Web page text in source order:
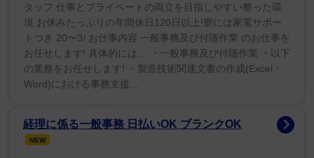
タッフ 仕事とプライベートの両立を目指しやすい整った環
境 お休みたっぷりの年間休日120日以上!寮には家電サポー
トつき 20〜3/ お仕事内容 一般事務及び付随作業 のお仕事を
お任せします! 具体的には… ・一般事務及び付随作業 ・以下
の業務をお任せします! ・製造技術関連文書の作成(Excel・
Word)における事務支援...
経理に係る一般事務 日払いOK ブランクOK
NEW